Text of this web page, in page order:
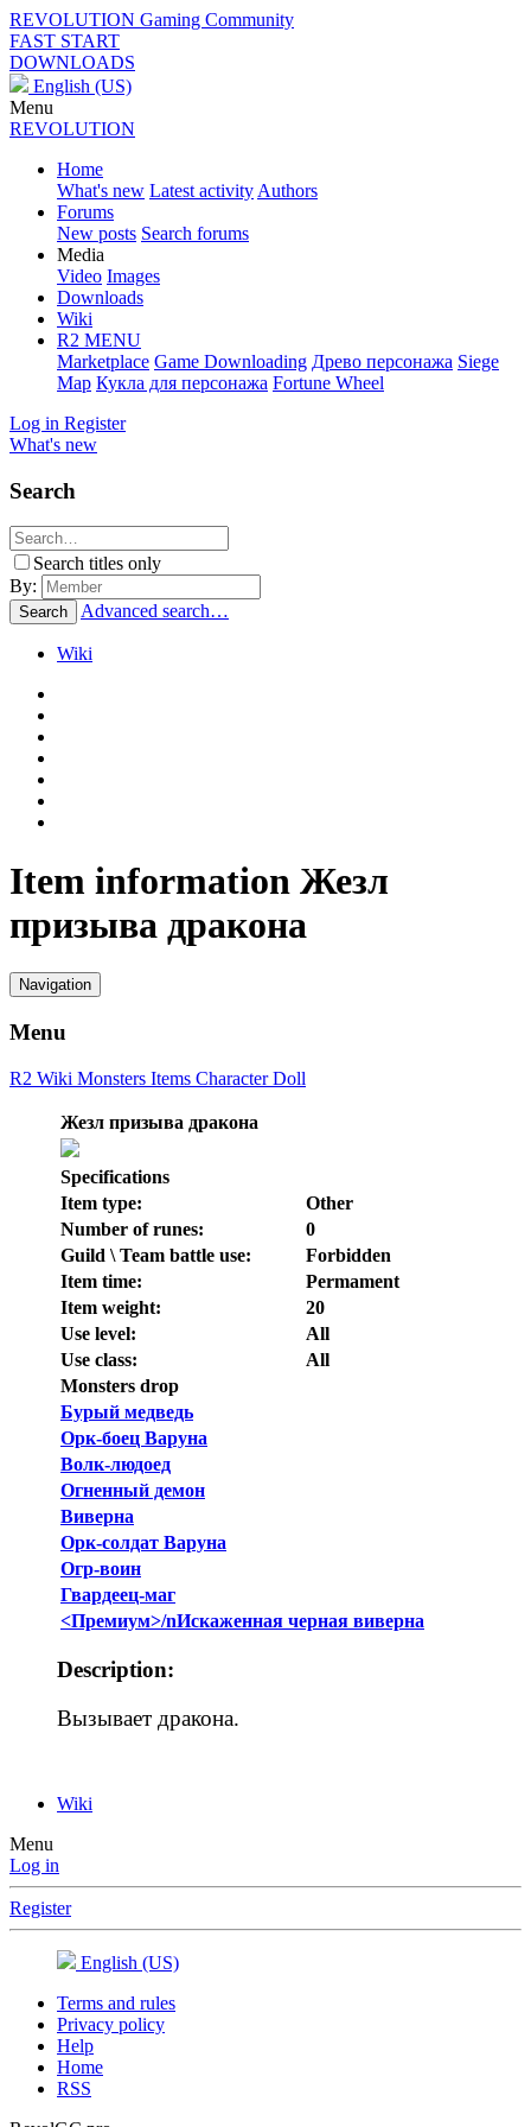
REVOLUTION Gaming Community
FAST START
DOWNLOADS
English (US)
Menu
REVOLUTION
Home
What's new Latest activity Authors
Forums
New posts Search forums
Media
Video Images
Downloads
Wiki
R2 MENU
Marketplace Game Downloading Древо персонажа Siege
Map Кукла для персонажа Fortune Wheel
Log in Register
What's new
Search
Search titles only
By:
Search Advanced search…
Wiki
Item information Жезл
призыва дракона
Navigation
Menu
R2 Wiki Monsters Items Character Doll
Жезл призыва дракона
Specifications
Item type:
Other
Number of runes:
0
Guild \ Team battle use:
Forbidden
Item time:
Permament
Item weight:
20
Use level:
All
Use class:
All
Monsters drop
Бурый медведь
Орк-боец Варуна
Волк-людоед
Огненный демон
Виверна
Орк-солдат Варуна
Огр-воин
Гвардеец-маг
<Премиум>/nИскаженная черная виверна
Description:
Вызывает дракона.
Wiki
Menu
Log in
Register
English (US)
Terms and rules
Privacy policy
Help
Home
RSS